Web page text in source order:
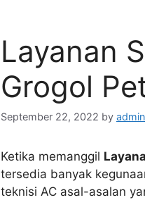
Layanan
Grogol
September 22, 2022 by admin
Ketika memanggil
tersedia banyak
teknisi AC asal-asalan